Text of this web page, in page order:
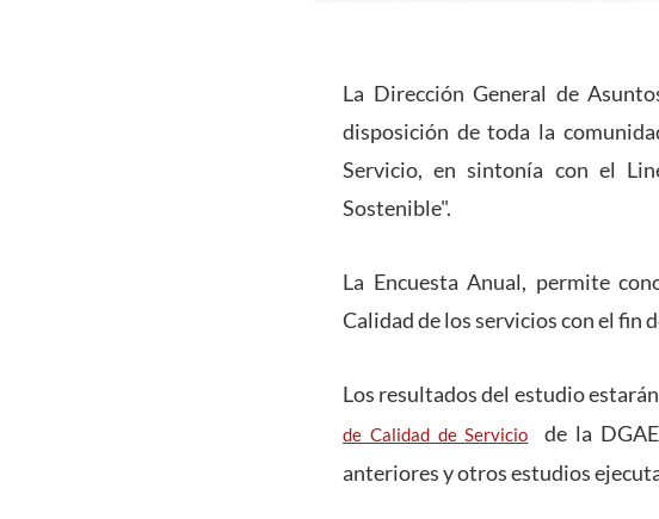
La Dirección General de
disposición de toda la
Servicio, en sintonía con el
Sostenible".
La Encuesta Anual, permite
Calidad de los servicios con el fin
Los resultados del estudio
de Calidad de Servicio
de la
anteriores y otros estudios